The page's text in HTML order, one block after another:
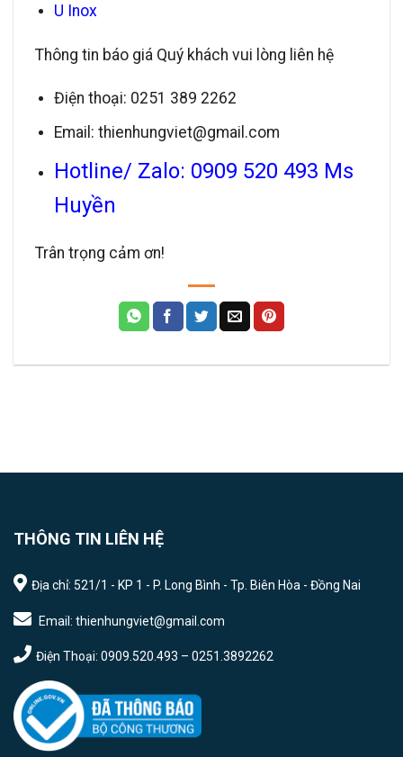
U Inox
Thông tin báo giá Quý khách vui lòng liên hệ
Điện thoại: 0251 389 2262
Email: thienhungviet@gmail.com
Hotline/ Zalo: 0909 520 493 Ms
Huyền
Trân trọng cảm ơn!
THÔNG TIN LIÊN HỆ
Địa chỉ: 521/1 - KP 1 - P. Long Bình - Tp. Biên Hòa - Đồng Nai
Email: thienhungviet@gmail.com
Điện Thoại: 0909.520.493 – 0251.3892262